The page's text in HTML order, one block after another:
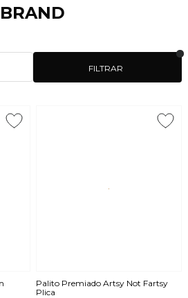
FILTRAR
Palito Premiado Artsy Not Fartsy
Plica